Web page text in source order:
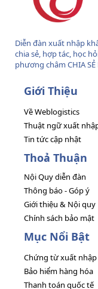
Diễn đàn xuất nhập
chia sẻ, hợp tác, học
phương châm CHIA SẺ
Giới Thiệu
Về Weblogistics
Thuật ngữ xuất
Tin tức cập nhật
Thoả Thuận
Nội Quy diễn đàn
Thông báo - Góp ý
Giới thiệu & Nội quy
Chính sách bảo mật
Mục Nổi Bật
Chứng từ xuất nhập
Bảo hiểm hàng hóa
Thanh toán quốc tế